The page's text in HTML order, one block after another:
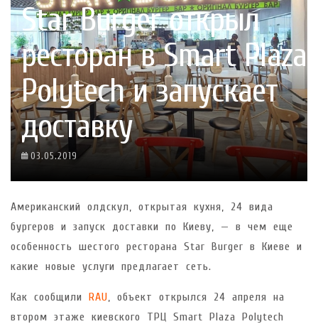
Star Burger открыл
ресторан в Smart Plaza
Polytech и запускает
доставку
03.05.2019
Американский олдскул, открытая кухня, 24 вида
бургеров и запуск доставки по Киеву, — в чем еще
особенность шестого ресторана Star Burger в Киеве и
какие новые услуги предлагает сеть.
Как сообщили RAU, объект открылся 24 апреля на
втором этаже киевского ТРЦ Smart Plaza Polytech